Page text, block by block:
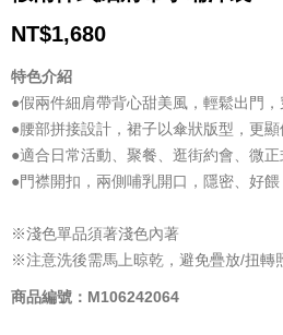
NT$1,680
特色介紹
●假兩件細肩帶背心甜美風，輕鬆出門
●腰部拼接設計，裙子以傘狀版型，更顯
●適合日常活動、聚餐、逛街約會、微
●門襟開扣，兩側哺乳開口，隱密、好餵
※淺色單品須著淺色內著
※注意洗後需馬上晾乾，避免疊放/扭轉
商品編號：M106242064